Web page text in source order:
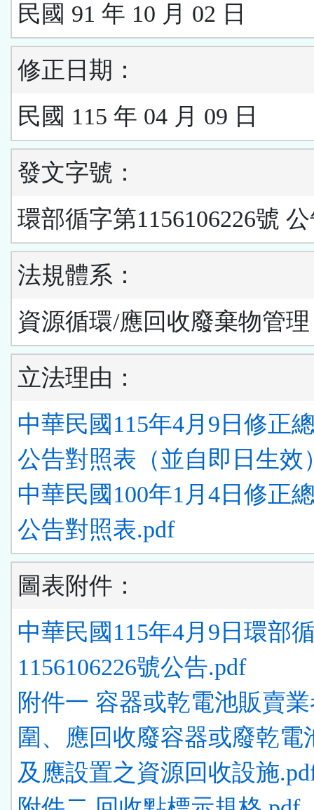
民國 91 年 10 月 02 日
修正日期：
民國 115 年 04 月 09 日
發文字號：
環部循字第1156106226號
法規體系：
資源循環/應回收廢棄物管理
立法理由：
中華民國115年4月9日修正
公告對照表（並自即日生效
中華民國100年1月4日修正
公告對照表.pdf
圖表附件：
中華民國115年4月9日環部
1156106226號公告.pdf
附件一 容器或乾電池販賣
圍、應回收廢容器或廢乾電
及應設置之資源回收設施